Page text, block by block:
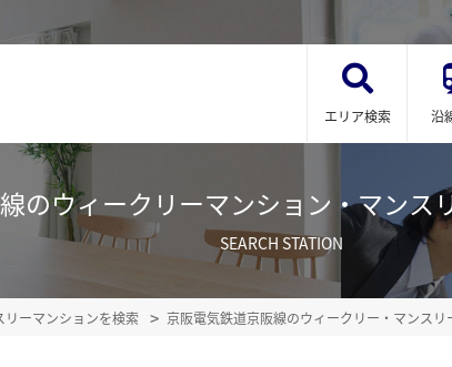
エリア検索 沿
のウィークリーマンション・マンス
SEARCH STATION
ーマンションを検索 京阪電気鉄道京阪線のウィークリー・マンスリ